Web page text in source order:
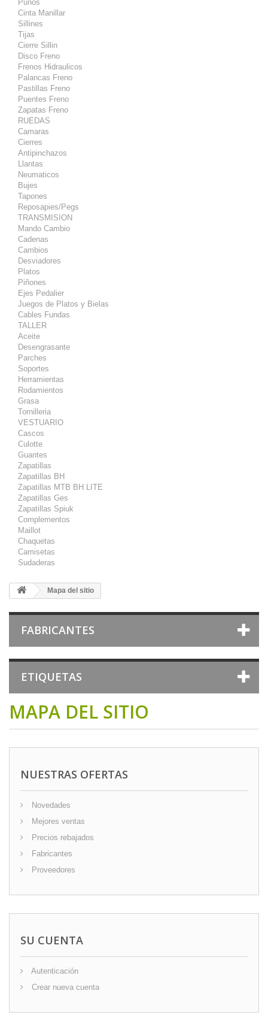
Puños
Cinta Manillar
Sillines
Tijas
Cierre Sillin
Disco Freno
Frenos Hidraulicos
Palancas Freno
Pastillas Freno
Puentes Freno
Zapatas Freno
RUEDAS
Camaras
Cierres
Antipinchazos
Llantas
Neumaticos
Bujes
Tapones
Reposapies/Pegs
TRANSMISION
Mando Cambio
Cadenas
Cambios
Desviadores
Platos
Piñones
Ejes Pedalier
Juegos de Platos y Bielas
Cables Fundas
TALLER
Aceite
Desengrasante
Parches
Soportes
Herramientas
Rodamientos
Grasa
Tornilleria
VESTUARIO
Cascos
Culotte
Guantes
Zapatillas
Zapatillas BH
Zapatillas MTB BH LITE
Zapatillas Ges
Zapatillas Spiuk
Complementos
Maillot
Chaquetas
Camisetas
Sudaderas
Mapa del sitio
FABRICANTES
ETIQUETAS
MAPA DEL SITIO
NUESTRAS OFERTAS
Novedades
Mejores ventas
Precios rebajados
Fabricantes
Proveedores
SU CUENTA
Autenticación
Crear nueva cuenta